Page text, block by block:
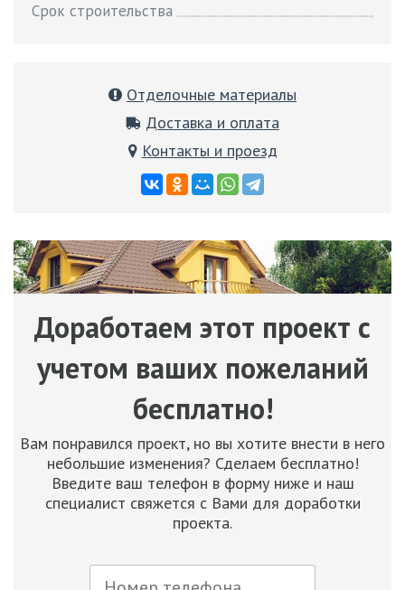
Срок строительства
Отделочные материалы
Доставка и оплата
Контакты и проезд
Доработаем этот проект с
учетом ваших пожеланий
бесплатно!
Вам понравился проект, но вы хотите внести в него
небольшие изменения? Сделаем бесплатно!
Введите ваш телефон в форму ниже и наш
специалист свяжется с Вами для доработки
проекта.